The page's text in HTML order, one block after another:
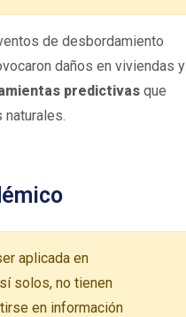
de desbordamiento
daños en viviendas y
predictivas que
aplicada en
solos, no tienen
en información